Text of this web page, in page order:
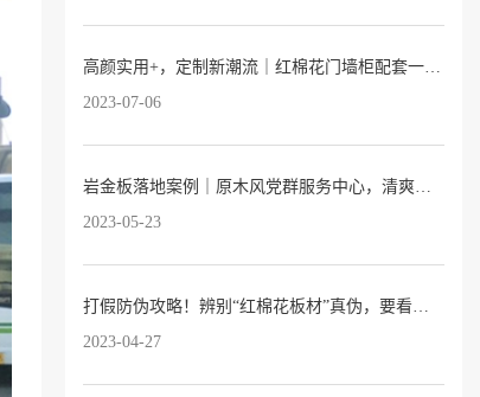
高颜实用+，定制新潮流｜红棉花门墙柜配套一站式服务已上线
2023-07-06
岩金板落地案例｜原木风党群服务中心，清爽又温暖
2023-05-23
打假防伪攻略！辨别“红棉花板材”真伪，要看这3点→
2023-04-27